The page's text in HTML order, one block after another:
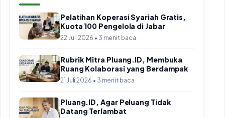
Pelatihan Koperasi Syariah Gratis,
Kuota 100 Pengelola di Jabar
22 Juli 2026 • 3 menit baca
Rubrik Mitra Pluang.ID, Membuka
Ruang Kolaborasi yang Berdampak
21 Juli 2026 • 3 menit baca
Pluang.ID, Agar Peluang Tidak
Datang Terlambat